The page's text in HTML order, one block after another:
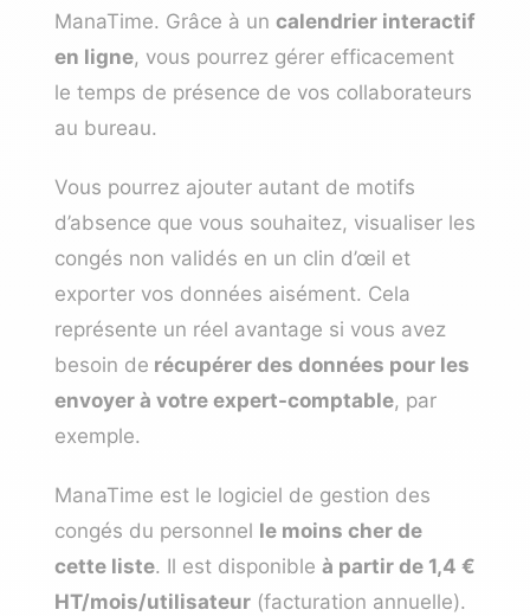
ManaTime. Grâce à un calendrier interactif
en ligne, vous pourrez gérer efficacement
le temps de présence de vos collaborateurs
au bureau.
Vous pourrez ajouter autant de motifs
d’absence que vous souhaitez, visualiser les
congés non validés en un clin d’œil et
exporter vos données aisément. Cela
représente un réel avantage si vous avez
besoin de récupérer des données pour les
envoyer à votre expert-comptable, par
exemple.
ManaTime est le logiciel de gestion des
congés du personnel le moins cher de
cette liste. Il est disponible à partir de 1,4 €
HT/mois/utilisateur (facturation annuelle).